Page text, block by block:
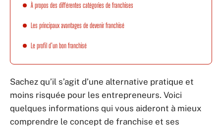
À propos des différentes catégories de franchises
Les principaux avantages de devenir franchisé
Le profil d’un bon franchisé
Sachez qu’il s’agit d’une alternative pratique et
moins risquée pour les entrepreneurs. Voici
quelques informations qui vous aideront à mieux
comprendre le concept de franchise et ses